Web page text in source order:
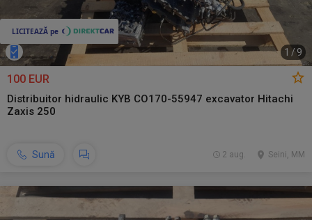
1 / 9
100 EUR
Distribuitor hidraulic KYB CO170-55947 excavator Hitachi
Zaxis 250
Sună Seini, MM
2 aug.